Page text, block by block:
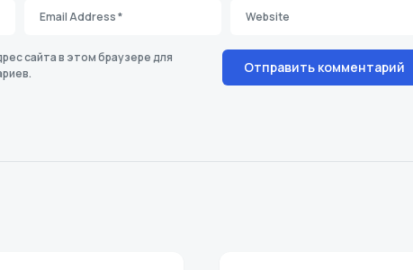
сайта в этом браузере для